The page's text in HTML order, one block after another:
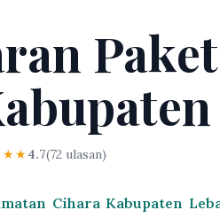
4.7(72 ulasan)
Cihara Kabupaten